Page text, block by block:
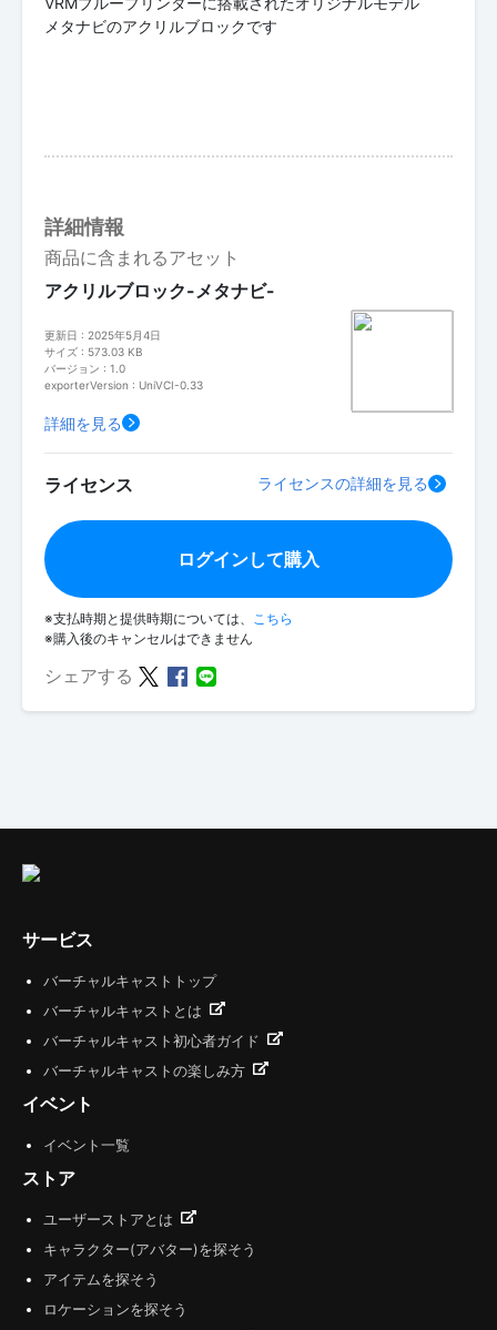
メタナビのアクリルブロックです
詳細情報
商品に含まれるアセット
アクリルブロック-メタナビ-
更新日 : 2025年5月4日
サイズ : 573.03 KB
バージョン : 1.0
exporterVersion : UniVCI-0.33
詳細を見る
ライセンス ライセンスの詳細を見る
ログインして購入
※支払時期と提供時期については、 こちら
※購入後のキャンセルはできません
シェアする
サービス
バーチャルキャストトップ
バーチャルキャストとは
バーチャルキャスト初心者ガイド
バーチャルキャストの楽しみ方
イベント
イベント一覧
ストア
ユーザーストアとは
キャラクター(アバター)を探そう
アイテムを探そう
ロケーションを探そう